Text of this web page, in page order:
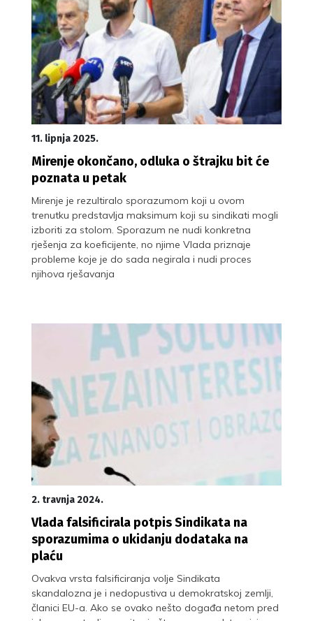
11. lipnja 2025.
Mirenje okončano, odluka o štrajku bit će
poznata u petak
Mirenje je rezultiralo sporazumom koji u ovom
trenutku predstavlja maksimum koji su sindikati mogli
izboriti za stolom. Sporazum ne nudi konkretna
rješenja za koeficijente, no njime Vlada priznaje
probleme koje je do sada negirala i nudi proces
njihova rješavanja
2. travnja 2024.
Vlada falsificirala potpis Sindikata na
sporazumima o ukidanju dodataka na
plaću
Ovakva vrsta falsificiranja volje Sindikata
skandalozna je i nedopustiva u demokratskoj zemlji,
članici EU-a. Ako se ovako nešto događa netom pred